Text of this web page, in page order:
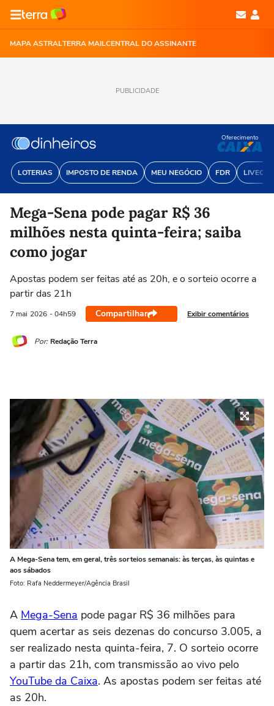
MAPA ASTRALTERRA MAILCENTRAL DO ASSINANTE
PUBLICIDADE
LOTERIAS IMPOSTO DE RENDA MEU NEGÓCIO FDR
Oferecimento
Mega-Sena pode pagar R$ 36
milhões nesta quinta-feira; saiba
como jogar
Apostas podem ser feitas até as 20h, e o sorteio ocorre a
partir das 21h
7 mai 2026 - 04h59 Compartilhar Exibir comentários
Por: Redação Terra
A Mega-Sena tem, em geral, três sorteios semanais: às terças, às quintas e
aos sábados
Foto: Rafa Neddermeyer/Agência Brasil
A Mega-Sena pode pagar R$ 36 milhões para
quem acertar as seis dezenas do concurso 3.005, a
ser realizado nesta quinta-feira, 7. O sorteio ocorre
a partir das 21h, com transmissão ao vivo pelo
YouTube da Caixa. As apostas podem ser feitas até
as 20h.